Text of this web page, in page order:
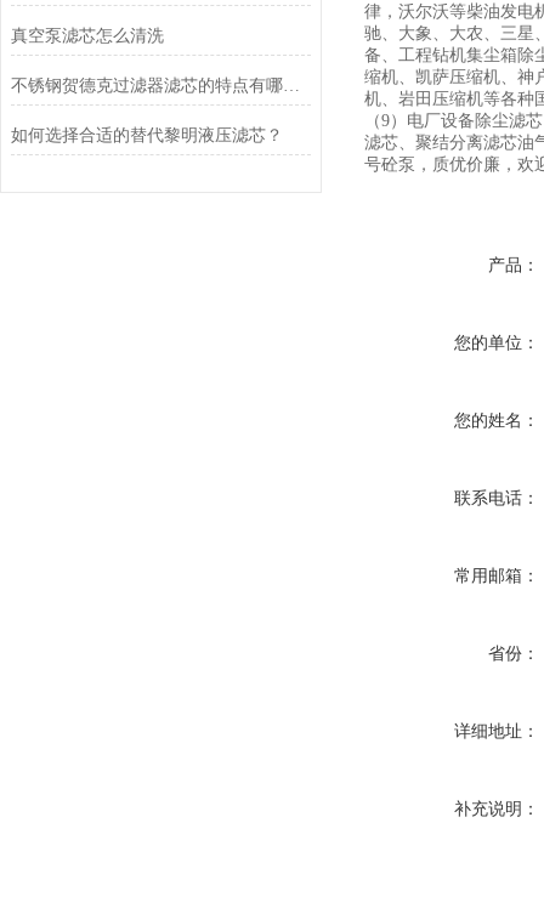
真空泵滤芯怎么清洗
不锈钢贺德克过滤器滤芯的特点有哪些？
如何选择合适的替代黎明液压滤芯？
律，沃尔沃等柴油发电
驰、大象、大农、三星
备、工程钻机集尘箱除
缩机、凯萨压缩机、神
机、岩田压缩机等各种
（9）电厂设备除尘滤
滤芯、聚结分离滤芯油
号砼泵，质优价廉，欢
产品：
您的单位：
您的姓名：
联系电话：
常用邮箱：
省份：
详细地址：
补充说明：